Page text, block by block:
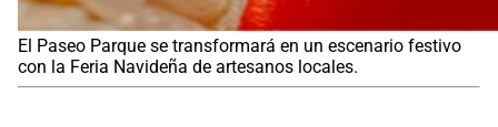
El Paseo Parque se transformará en un escenario festivo
con la Feria Navideña de artesanos locales.